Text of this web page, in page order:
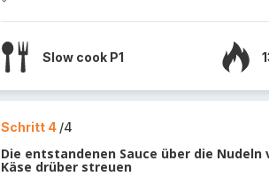
Slow cook P1
Schritt 4 /4
Die entstandenen Sauce über die
Käse drüber streuen